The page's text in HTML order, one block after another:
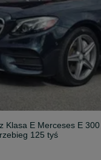
Klasa E Merceses E
125 tyś